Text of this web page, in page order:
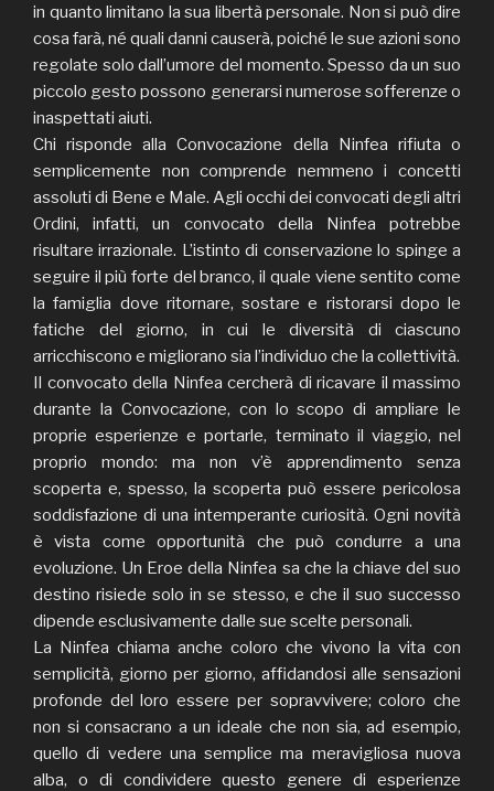
in quanto limitano la sua libertà personale. Non si può dire
cosa farà, né quali danni causerà, poiché le sue azioni sono
regolate solo dall’umore del momento. Spesso da un suo
piccolo gesto possono generarsi numerose sofferenze o
inaspettati aiuti.
Chi risponde alla Convocazione della Ninfea rifiuta o
semplicemente non comprende nemmeno i concetti
assoluti di Bene e Male. Agli occhi dei convocati degli altri
Ordini, infatti, un convocato della Ninfea potrebbe
risultare irrazionale. L’istinto di conservazione lo spinge a
seguire il più forte del branco, il quale viene sentito come
la famiglia dove ritornare, sostare e ristorarsi dopo le
fatiche del giorno, in cui le diversità di ciascuno
arricchiscono e migliorano sia l’individuo che la collettività.
Il convocato della Ninfea cercherà di ricavare il massimo
durante la Convocazione, con lo scopo di ampliare le
proprie esperienze e portarle, terminato il viaggio, nel
proprio mondo: ma non v’è apprendimento senza
scoperta e, spesso, la scoperta può essere pericolosa
soddisfazione di una intemperante curiosità. Ogni novità
è vista come opportunità che può condurre a una
evoluzione. Un Eroe della Ninfea sa che la chiave del suo
destino risiede solo in se stesso, e che il suo successo
dipende esclusivamente dalle sue scelte personali.
La Ninfea chiama anche coloro che vivono la vita con
semplicità, giorno per giorno, affidandosi alle sensazioni
profonde del loro essere per sopravvivere; coloro che
non si consacrano a un ideale che non sia, ad esempio,
quello di vedere una semplice ma meravigliosa nuova
alba, o di condividere questo genere di esperienze